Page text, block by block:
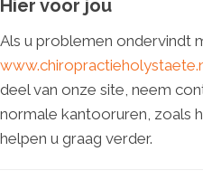
Hier voor jou
Als u problemen ondervindt
deel van onze site, neem
normale kantooruren, zoals
helpen u graag verder.